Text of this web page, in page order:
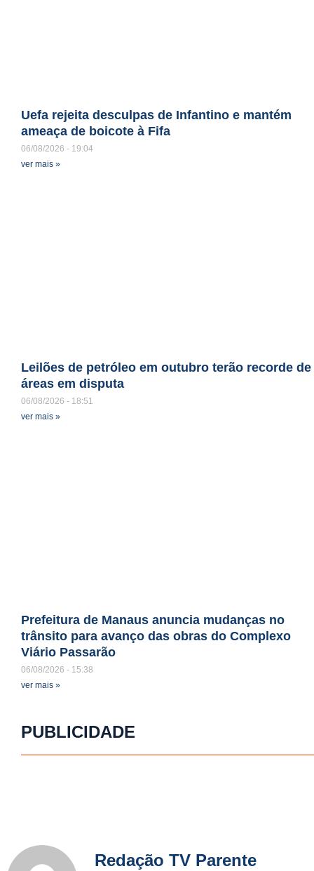
Uefa rejeita desculpas de Infantino e mantém
ameaça de boicote à Fifa
06/08/2026
19:04
ver mais »
Leilões de petróleo em outubro terão recorde de
áreas em disputa
06/08/2026
18:51
ver mais »
Prefeitura de Manaus anuncia mudanças no
trânsito para avanço das obras do Complexo
Viário Passarão
06/08/2026
15:38
ver mais »
PUBLICIDADE
Redação TV Parente